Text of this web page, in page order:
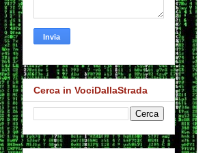
Cerca in VociDallaStrada